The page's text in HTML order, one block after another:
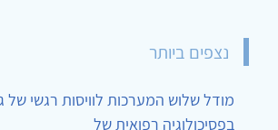
נצפים ביותר
מודל שלוש המערכות לוויסות רגשי של
בפסיכולוגיה רפואית של